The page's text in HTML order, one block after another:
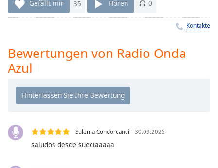
Chapters
Descriptions
off
selected
Gefällt mir 35 Hören 0
Kontakte
Bewertungen von Radio Onda
Azul
Sulema Condorcanci 30.09.2025
saludos desde sueciaaaaa